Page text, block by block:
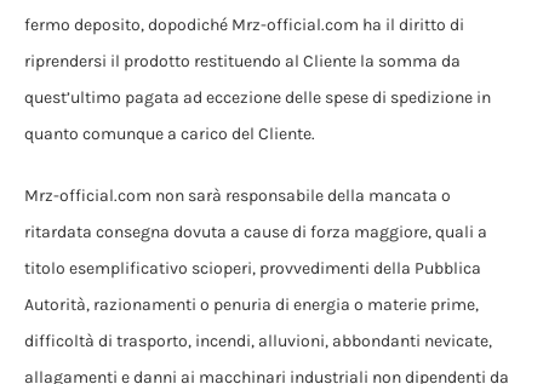
fermo deposito, dopodiché Mrz-official.com ha il diritto di
riprendersi il prodotto restituendo al Cliente la somma da
quest’ultimo pagata ad eccezione delle spese di spedizione in
quanto comunque a carico del Cliente.
Mrz-official.com non sarà responsabile della mancata o
ritardata consegna dovuta a cause di forza maggiore, quali a
titolo esemplificativo scioperi, provvedimenti della Pubblica
Autorità, razionamenti o penuria di energia o materie prime,
difficoltà di trasporto, incendi, alluvioni, abbondanti nevicate,
allagamenti e danni ai macchinari industriali non dipendenti da